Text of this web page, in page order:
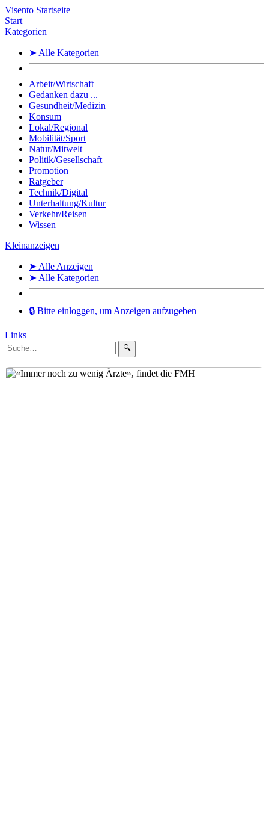
Visento Startseite
Start
Kategorien
➤ Alle Kategorien
Arbeit/Wirtschaft
Gedanken dazu ...
Gesundheit/Medizin
Konsum
Lokal/Regional
Mobilität/Sport
Natur/Mitwelt
Politik/Gesellschaft
Promotion
Ratgeber
Technik/Digital
Unterhaltung/Kultur
Verkehr/Reisen
Wissen
Kleinanzeigen
➤ Alle Anzeigen
➤ Alle Kategorien
🔒 Bitte einloggen, um Anzeigen aufzugeben
Links
🔍